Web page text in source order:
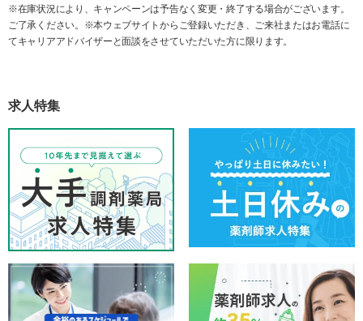
※在庫状況により、キャンペーンは予告なく変更・終了する場合がございます。
ご了承ください。※本ウェブサイトからご登録いただき、ご来社またはお電話に
てキャリアアドバイザーと面談をさせていただいた方に限ります。
求人特集